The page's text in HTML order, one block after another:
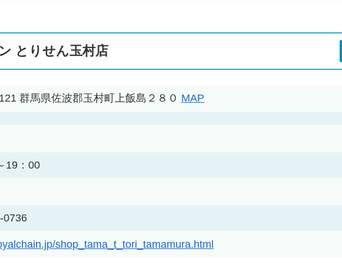
とりせん玉村店
群馬県佐波郡玉村町上飯島２８０ MAP
19：00
0736
shop_tama_t_tori_tamamura.html